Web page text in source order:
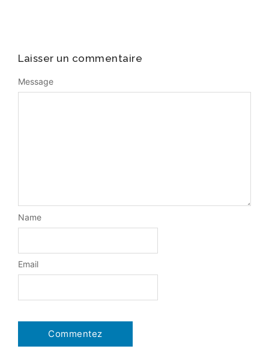
Laisser un commentaire
Message
Name
Email